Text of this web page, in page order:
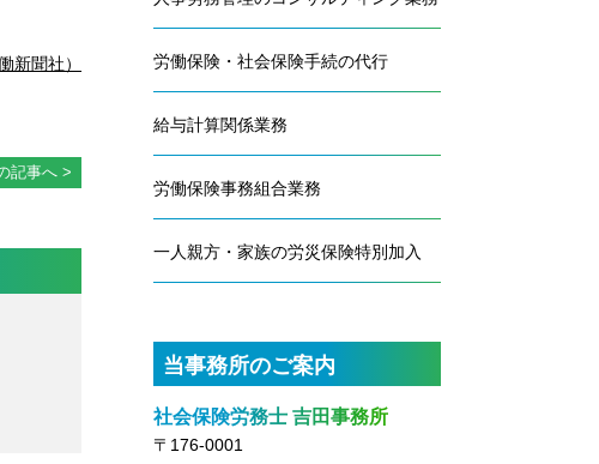
新聞社）
記事へ
労働保険・社会保険手続の代行
給与計算関係業務
労働保険事務組合業務
一人親方・家族の労災保険特別加入
当事務所のご案内
社会保険労務士 吉田事務所
〒176-0001